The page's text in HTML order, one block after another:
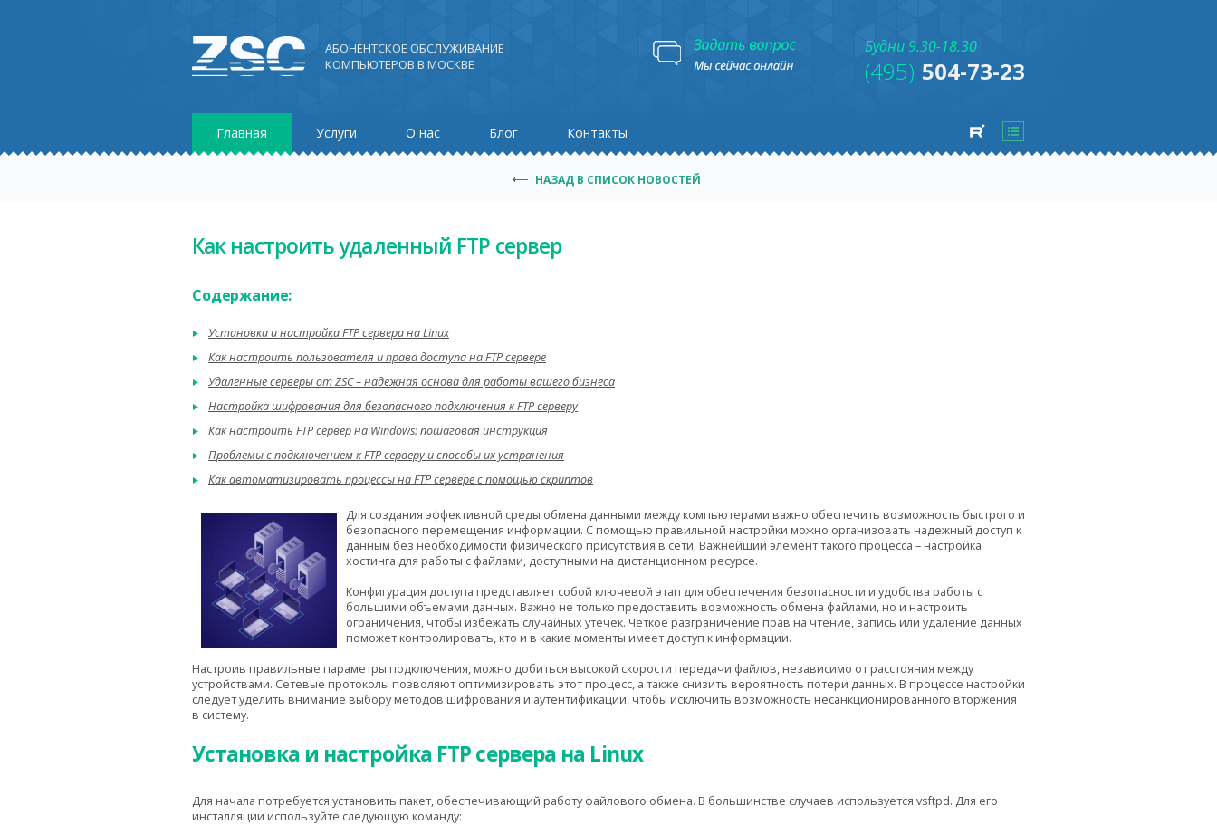
АБОНЕНТСКОЕ ОБСЛУЖИВАНИЕ
КОМПЬЮТЕРОВ В МОСКВЕ
Будни 9.30-18.30
(495) 504-73-23
Главная Услуги О нас Блог Контакты
НАЗАД В СПИСОК НОВОСТЕЙ
Как настроить удаленный FTP сервер
Содержание:
Установка и настройка FTP сервера на Linux
Как настроить пользователя и права доступа на FTP сервере
Удаленные серверы от ZSC – надежная основа для работы вашего бизнеса
Настройка шифрования для безопасного подключения к FTP серверу
Как настроить FTP сервер на Windows: пошаговая инструкция
Проблемы с подключением к FTP серверу и способы их устранения
Как автоматизировать процессы на FTP сервере с помощью скриптов
Для создания эффективной среды обмена данными между компьютерами важно обеспечить возможность быстрого и
безопасного перемещения информации. С помощью правильной настройки можно организовать надежный доступ к
данным без необходимости физического присутствия в сети. Важнейший элемент такого процесса – настройка
хостинга для работы с файлами, доступными на дистанционном ресурсе.
Конфигурация доступа представляет собой ключевой этап для обеспечения безопасности и удобства работы с
большими объемами данных. Важно не только предоставить возможность обмена файлами, но и настроить
ограничения, чтобы избежать случайных утечек. Четкое разграничение прав на чтение, запись или удаление данных
поможет контролировать, кто и в какие моменты имеет доступ к информации.
Настроив правильные параметры подключения, можно добиться высокой скорости передачи файлов, независимо от расстояния между
устройствами. Сетевые протоколы позволяют оптимизировать этот процесс, а также снизить вероятность потери данных. В процессе настройки
следует уделить внимание выбору методов шифрования и аутентификации, чтобы исключить возможность несанкционированного вторжения
в систему.
Установка и настройка FTP сервера на Linux
Для начала потребуется установить пакет, обеспечивающий работу файлового обмена. В большинстве случаев используется vsftpd. Для его
инсталляции используйте следующую команду: